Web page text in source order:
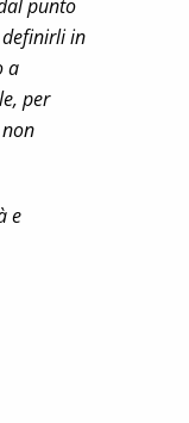
punto
definirli in
a
per
e